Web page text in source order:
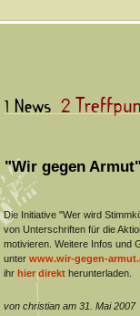
"Wir gegen
Die Initiative "Wer wird
von Unterschriften für die
motivieren. Weitere Infos und
unter www.wir-gegen-
ihr hier direktherunterladen.
von christian am 31. Mai 2007